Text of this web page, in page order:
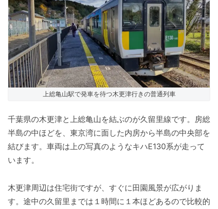
上総亀山駅で発車を待つ木更津行きの普通列車
千葉県の木更津と上総亀山を結ぶのが久留里線です。房総
半島の中ほどを、東京湾に面した内房から半島の中央部を
結びます。車両は上の写真のようなキハE130系が走って
います。
木更津周辺は住宅街ですが、すぐに田園風景が広がりま
す。途中の久留里までは１時間に１本ほどあるので比較的